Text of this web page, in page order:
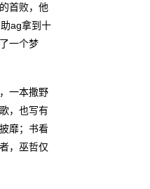
首败，他
ag拿到十
一个梦
一本撒野
，也写有
靡；书看
，巫哲仅